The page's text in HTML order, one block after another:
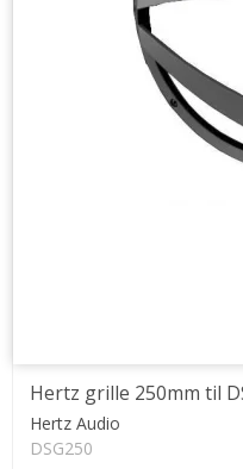
Hertz grille 250mm til
Hertz Audio
DSG250